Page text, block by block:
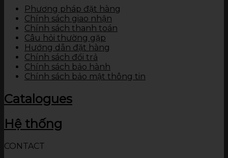
Phương pháp đặt hàng
Chính sách giao nhận
Chính sách thanh toán
Câu hỏi thường gặp
Hướng dẫn đặt hàng
Chính sách đổi trả
Chính sách bảo hành
Chính sách bảo mật thông tin
Catalogues
Hệ thống
CONTACT